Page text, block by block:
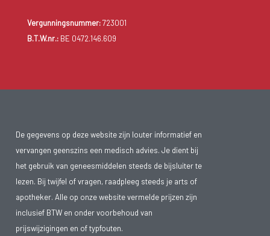
Vergunningsnummer:723001
B.T.W.nr.:BE 0472.146.609
De gegevens op deze website zijn louter informatief en
vervangen geenszins een medisch advies. Je dient bij
het gebruik van geneesmiddelen steeds de bijsluiter te
lezen. Bij twijfel of vragen, raadpleeg steeds je arts of
apotheker. Alle op onze website vermelde prijzen zijn
inclusief BTW en onder voorbehoud van
prijswijzigingen en of typfouten.